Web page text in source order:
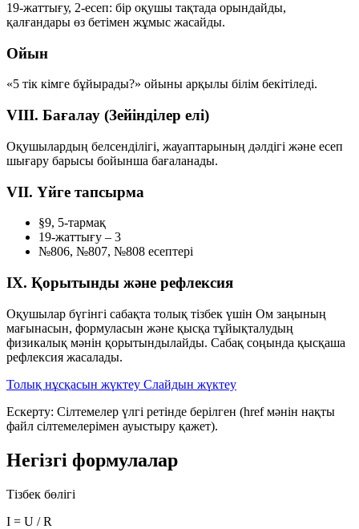
19-жаттығу, 2-есеп: бір оқушы тақтада орындайды,
қалғандары өз бетімен жұмыс жасайды.
Ойын
«5 тік кімге бұйырады?» ойыны арқылы білім бекітіледі.
VIII. Бағалау (Зейінділер елі)
Оқушылардың белсенділігі, жауаптарының дәлдігі және есеп
шығару барысы бойынша бағаланады.
VII. Үйге тапсырма
§9, 5-тармақ
19-жаттығу – 3
№806, №807, №808 есептері
IX. Қорытынды және рефлексия
Оқушылар бүгінгі сабақта толық тізбек үшін Ом заңының
мағынасын, формуласын және қысқа тұйықталудың
физикалық мәнін қорытындылайды. Сабақ соңында қысқаша
рефлексия жасалады.
Толық нұсқасын жүктеу Слайдын жүктеу
Ескерту: Сілтемелер үлгі ретінде берілген (href мәнін нақты
файл сілтемелерімен ауыстыру қажет).
Негізгі формулалар
Тізбек бөлігі
I = U / R